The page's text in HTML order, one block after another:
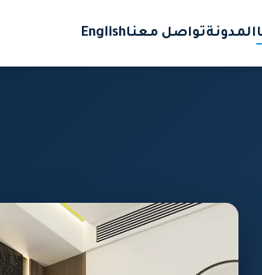
المدونةتواصل معناEnglish